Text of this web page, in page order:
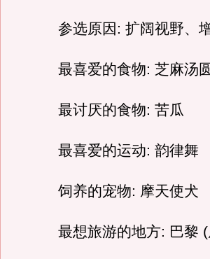
参选原因: 扩阔视野、
最喜爱的食物: 芝麻汤
最讨厌的食物: 苦瓜
最喜爱的运动: 韵律舞
饲养的宠物: 摩天使犬
最想旅游的地方: 巴黎 (